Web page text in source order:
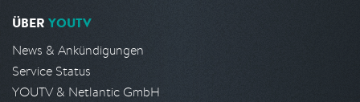
ÜBER YOUTV
News & Ankündigungen
Service Status
YOUTV & Netlantic GmbH